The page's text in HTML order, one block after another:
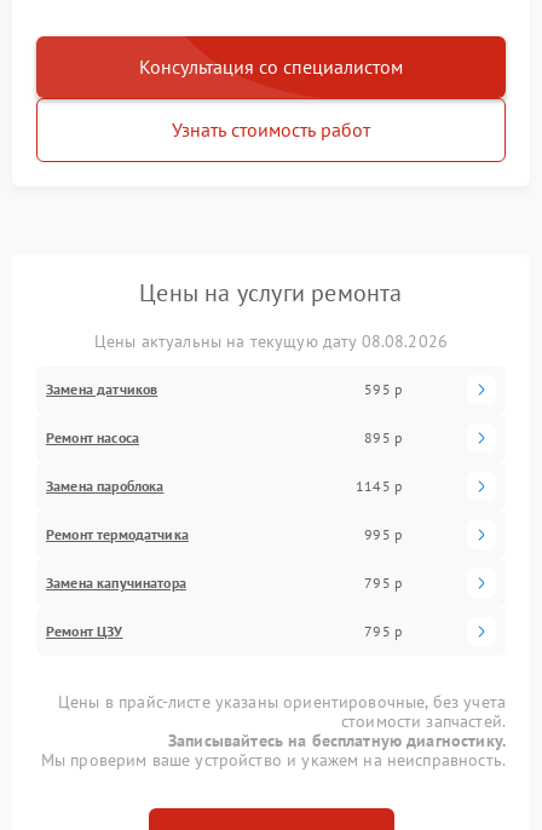
Консультация со специалистом
Узнать стоимость работ
Цены на услуги ремонта
Цены актуальны на текущую дату 08.08.2026
Замена датчиков 595 р
Ремонт насоса 895 р
Замена пароблока 1145 р
Ремонт термодатчика 995 р
Замена капучинатора 795 р
Ремонт ЦЗУ 795 р
Цены в прайс-листе указаны ориентировочные, без учета
стоимости запчастей.
Записывайтесь на бесплатную диагностику.
Мы проверим ваше устройство и укажем на неисправность.